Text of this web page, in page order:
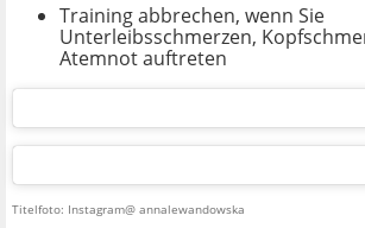
Training abbrechen, wenn Sie
Unterleibsschmerzen,
Atemnot auftreten
Titelfoto: Instagram@ annalewandowska